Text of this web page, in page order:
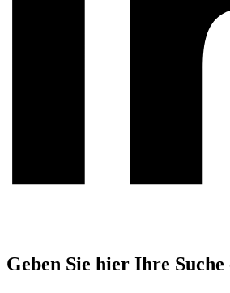
Geben Sie hier Ihre Suche